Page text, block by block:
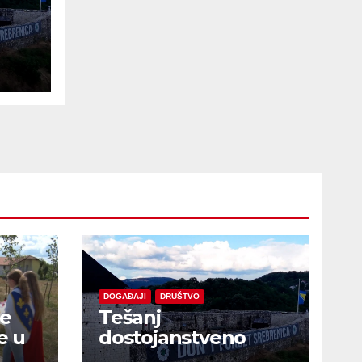
u
DOGAĐAJI DRUŠTVO
Tešanj
dostojanstveno